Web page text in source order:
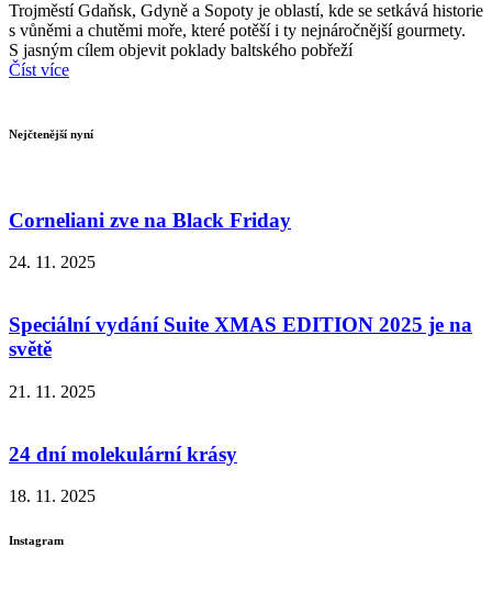
Trojměstí Gdaňsk, Gdyně a Sopoty je oblastí, kde se setkává historie
s vůněmi a chutěmi moře, které potěší i ty nejnáročnější gourmety.
S jasným cílem objevit poklady baltského pobřeží
Číst více
Nejčtenější nyní
Corneliani zve na Black Friday
24. 11. 2025
Speciální vydání Suite XMAS EDITION 2025 je na
světě
21. 11. 2025
24 dní molekulární krásy
18. 11. 2025
Instagram